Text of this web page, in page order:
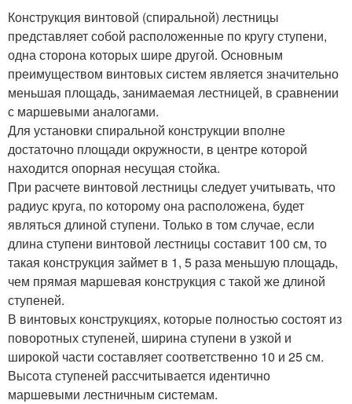
Конструкция винтовой (спиральной) лестницы
представляет собой расположенные по кругу ступени,
одна сторона которых шире другой. Основным
преимуществом винтовых систем является значительно
меньшая площадь, занимаемая лестницей, в сравнении
с маршевыми аналогами.
Для установки спиральной конструкции вполне
достаточно площади окружности, в центре которой
находится опорная несущая стойка.
При расчете винтовой лестницы следует учитывать, что
радиус круга, по которому она расположена, будет
являться длиной ступени. Только в том случае, если
длина ступени винтовой лестницы составит 100 см, то
такая конструкция займет в 1, 5 раза меньшую площадь,
чем прямая маршевая конструкция с такой же длиной
ступеней.
В винтовых конструкциях, которые полностью состоят из
поворотных ступеней, ширина ступени в узкой и
широкой части составляет соответственно 10 и 25 см.
Высота ступеней рассчитывается идентично
маршевыми лестничным системам.